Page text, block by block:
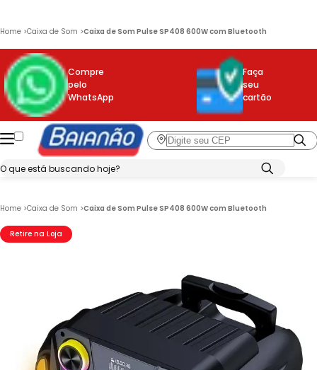
Home >Caixa de Som >Caixa de Som Pulse SP408 600W com Bluetooth
Compre
pelo
WhatsApp
Faça
seu
cartão
Home >Caixa de Som >Caixa de Som Pulse SP408 600W com Bluetooth
Retire na Loja